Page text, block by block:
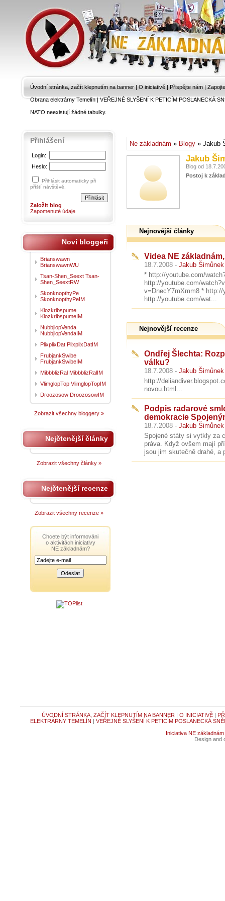
Úvodní stránka, začít klepnutím na banner | O iniciativě | Přispějte nám |
Obrana elektrárny Temelín|VEŘEJNÉ SLYŠENÍ K PETICÍM POSLANECKÁ
NATO neexistují žádné tabulky.
Ne základnám » Blogy » Jakub
Jakub
Blog od
Postoj k
Nejnovější články
Videa NE
18.7.2008 - Jakub Šimůnek
* http://youtube.com/
http://youtube.com/
v=DnecY7mXmm8 *
http://youtube.com/wat...
Nejnovější recenze
Ondřej Šlechta:
válku?
18.7.2008 - Jakub Šimůnek
http://
novou.html...
Podpis radarové
demokracie
18.7.2008 - Jakub Šimůnek
Spojené státy si vytkly za
práva. Když ovšem mají
jsou jim skutečně drahé, a
Přihlášení
Login:
Heslo:
Přihlásit automaticky při
příští návštěvě.
Založit blog
Zapomenuté údaje
Noví bloggeři
Brianswawn
BrianswawnWU
Tsan-Shen_Seext Tsan-
Shen_SeextRW
SkonknopthyPe
SkonknopthyPeIM
Klozkribspume
KlozkribspumeIM
NubbjlopVenda
NubbjlopVendaIM
PlixplixDat PlixplixDatIM
FrubjankSwibe
FrubjankSwibeIM
MibbblizRal MibbblizRalIM
VlimglopTop VlimglopTopIM
Droozosow DroozosowIM
Zobrazit všechny bloggery »
Nejčtenější články
Zobrazit všechny články »
Nejčtenější recenze
Zobrazit všechny recenze »
Chcete být informováni
o aktivitách iniciativy
NE základnám?
ÚVODNÍ STRÁNKA, ZAČÍT KLEPNUTÍM NA BANNER | O INICIATIVĚ|
ELEKTRÁRNY TEMELÍN | VEŘEJNÉ SLYŠENÍ K PETICÍM POSLANECKÁ
Iniciativa NE základnám
Design and